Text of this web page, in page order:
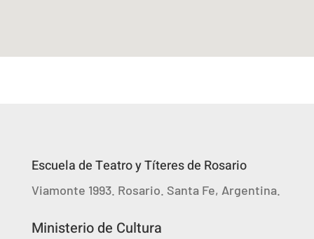
Escuela de Teatro y Títeres de Rosario
Viamonte 1993. Rosario. Santa Fe, Argentina.
Ministerio de Cultura